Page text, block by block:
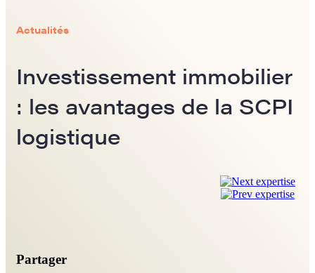
Actualités
Investissement immobilier
: les avantages de la SCPI
logistique
Partager